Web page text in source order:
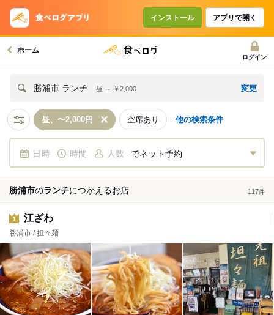
インストール アプリで開く
ホーム
ログイン
勝浦市 ランチ 昼 ～ ￥2,000 変更
昼、〜2,000円 空席あり 他の検索条件
日時 時間 人数 でネット予約
勝浦市のランチにつかえるお店 117件
1 江ざわ
勝浦市 / 担々麺